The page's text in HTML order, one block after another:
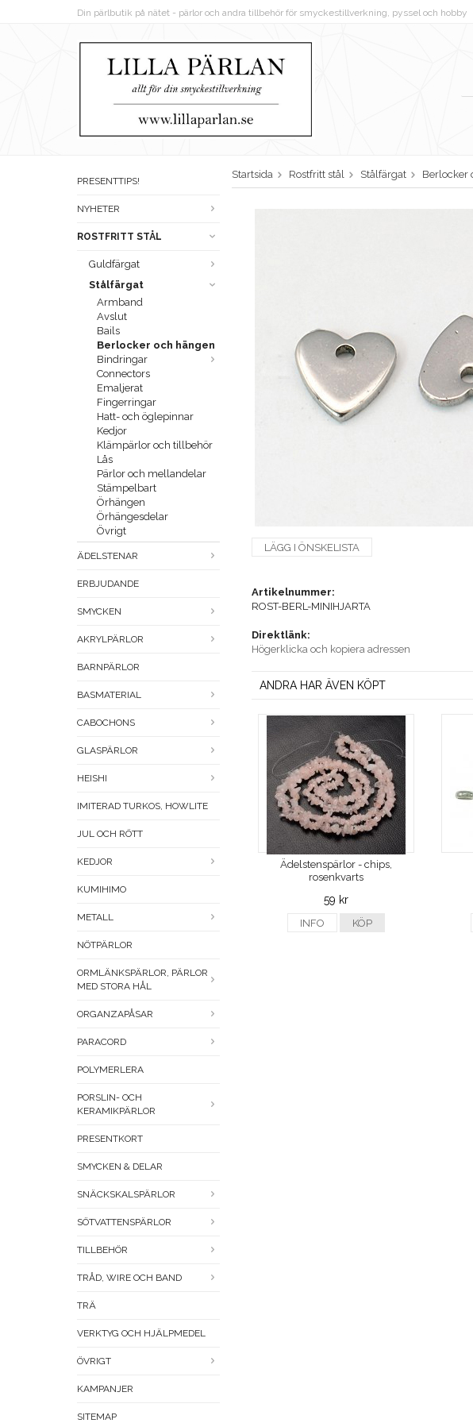
Din pärlbutik på nätet - pärlor och andra tillbehör för smyckestillverkning, pyssel och hobby
PRESENTTIPS!
NYHETER
ROSTFRITT STÅL
Guldfärgat
Stålfärgat
Armband
Avslut
Bails
Berlocker och hängen
Bindringar
Connectors
Emaljerat
Fingerringar
Hatt- och öglepinnar
Kedjor
Klämpärlor och tillbehör
Lås
Pärlor och mellandelar
Stämpelbart
Örhängen
Örhängesdelar
Övrigt
ÄDELSTENAR
ERBJUDANDE
SMYCKEN
AKRYLPÄRLOR
BARNPÄRLOR
BASMATERIAL
CABOCHONS
GLASPÄRLOR
HEISHI
IMITERAD TURKOS, HOWLITE
JUL OCH RÖTT
KEDJOR
KUMIHIMO
METALL
NÖTPÄRLOR
ORMLÄNKSPÄRLOR, PÄRLOR
MED STORA HÅL
ORGANZAPÅSAR
PARACORD
POLYMERLERA
PORSLIN- OCH
KERAMIKPÄRLOR
PRESENTKORT
SMYCKEN & DELAR
SNÄCKSKALSPÄRLOR
SÖTVATTENSPÄRLOR
TILLBEHÖR
TRÅD, WIRE OCH BAND
TRÄ
VERKTYG OCH HJÄLPMEDEL
ÖVRIGT
KAMPANJER
SITEMAP
Startsida Rostfritt stål Stålfärgat Berlocker
LÄGG I ÖNSKELISTA
Artikelnummer:
ROST-BERL-MINIHJARTA
Direktlänk:
Högerklicka och kopiera adressen
ANDRA HAR ÄVEN KÖPT
Ädelstenspärlor - chips,
rosenkvarts
59 kr
INFO KÖP